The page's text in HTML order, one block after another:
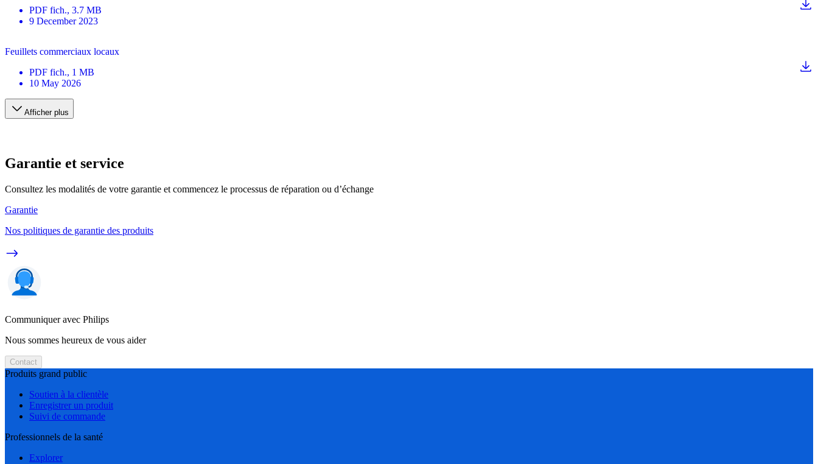
PDF fich., 3.7 MB
9 December 2023
Feuillets commerciaux locaux
PDF fich., 1 MB
10 May 2026
Afficher plus
Garantie et service
Consultez les modalités de votre garantie et commencez le processus de réparation ou d’échange
Garantie
Nos politiques de garantie des produits
Communiquer avec Philips
Nous sommes heureux de vous aider
Contact
Produits grand public
Soutien à la clientèle
Enregistrer un produit
Suivi de commande
Professionnels de la santé
Explorer